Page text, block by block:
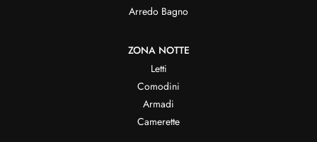
Arredo Bagno
ZONA NOTTE
Letti
Comodini
Armadi
Camerette